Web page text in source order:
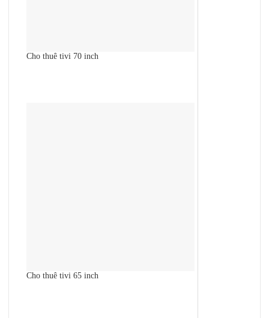
Cho thuê tivi 70 inch
Cho thuê tivi 65 inch